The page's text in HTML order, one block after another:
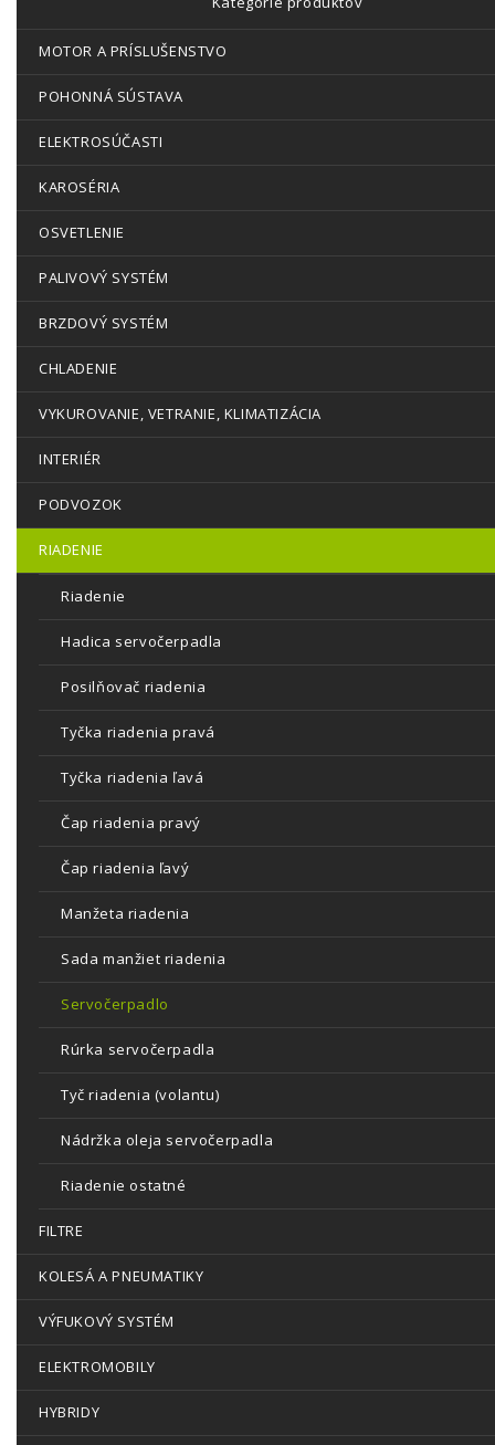
MOTOR A PRÍSLUŠENSTVO
POHONNÁ SÚSTAVA
ELEKTROSÚČASTI
KAROSÉRIA
OSVETLENIE
PALIVOVÝ SYSTÉM
BRZDOVÝ SYSTÉM
CHLADENIE
VYKUROVANIE, VETRANIE, KLIMATIZÁCIA
INTERIÉR
PODVOZOK
RIADENIE
Riadenie
Hadica servočerpadla
Posilňovač riadenia
Tyčka riadenia pravá
Tyčka riadenia ľavá
Čap riadenia pravý
Čap riadenia ľavý
Manžeta riadenia
Sada manžiet riadenia
Servočerpadlo
Rúrka servočerpadla
Tyč riadenia (volantu)
Nádržka oleja servočerpadla
Riadenie ostatné
FILTRE
KOLESÁ A PNEUMATIKY
VÝFUKOVÝ SYSTÉM
ELEKTROMOBILY
HYBRIDY